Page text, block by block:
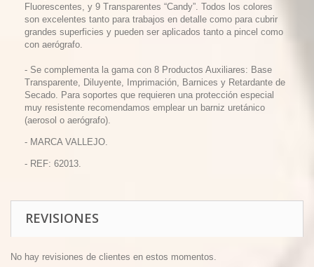
Fluorescentes, y 9 Transparentes “Candy”. Todos los colores
son excelentes tanto para trabajos en detalle como para cubrir
grandes superficies y pueden ser aplicados tanto a pincel como
con aerógrafo.
- Se complementa la gama con 8 Productos Auxiliares: Base
Transparente, Diluyente, Imprimación, Barnices y Retardante de
Secado. Para soportes que requieren una protección especial
muy resistente recomendamos emplear un barniz uretánico
(aerosol o aerógrafo).
- MARCA VALLEJO.
- REF: 62013.
REVISIONES
No hay revisiones de clientes en estos momentos.